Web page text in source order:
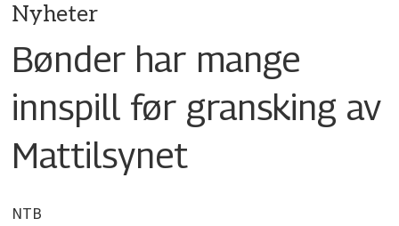
Nyheter
Bønder har mange
innspill før gransking av
Mattilsynet
NTB